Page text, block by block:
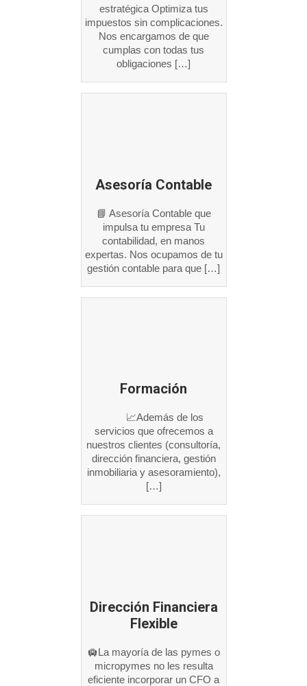
estratégica Optimiza tus
impuestos sin complicaciones.
Nos encargamos de que
cumplas con todas tus
obligaciones […]
Asesoría Contable
📘 Asesoría Contable que
impulsa tu empresa Tu
contabilidad, en manos
expertas. Nos ocupamos de tu
gestión contable para que […]
Formación
📈Además de los
servicios que ofrecemos a
nuestros clientes (consultoría,
dirección financiera, gestión
inmobiliaria y asesoramiento),
[…]
Dirección Financiera
Flexible
🛄La mayoría de las pymes o
micropymes no les resulta
eficiente incorporar un CFO a